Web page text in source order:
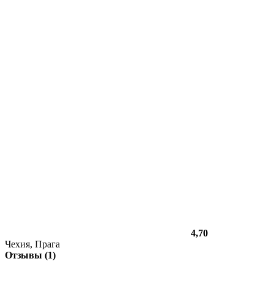
4,70
Чехия, Прага
Отзывы (1)